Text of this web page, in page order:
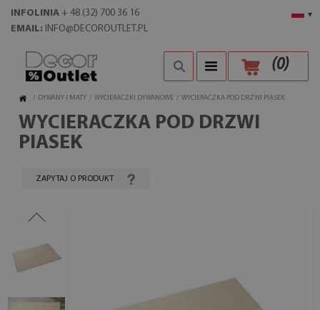
▾
INFOLINIA + 48 (32) 700 36 16
EMAIL: INFO@DECOROUTLET.PL
(0)
/ DYWANY I MATY / WYCIERACZKI DYWANOWE / WYCIERACZKA POD DRZWI PIASEK
WYCIERACZKA POD DRZWI
PIASEK
ZAPYTAJ O PRODUKT